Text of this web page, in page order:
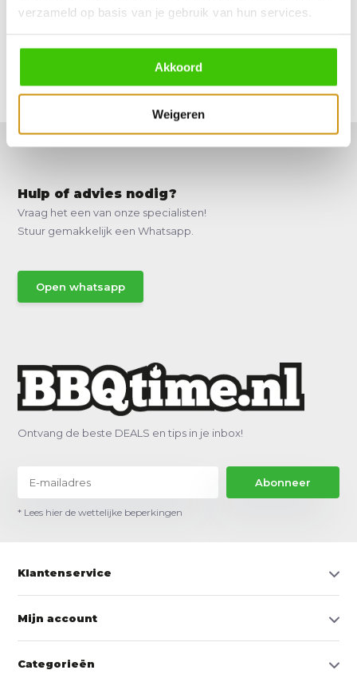
verzameld op basis van je gebruik van hun services.
Akkoord
Weigeren
Hulp of advies nodig?
Vraag het een van onze specialisten!
Stuur gemakkelijk een Whatsapp.
Open whatsapp
Ontvang de beste DEALS en tips in je inbox!
Abonneer
* Lees hier de wettelijke beperkingen
Klantenservice
Mijn account
Categorieën